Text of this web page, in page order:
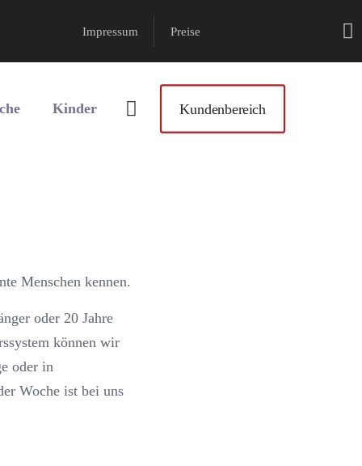
Impressum Preise
Kinder Kundenbereich
Menschen kennen.
oder 20 Jahre
können wir
oder in
Woche ist bei uns